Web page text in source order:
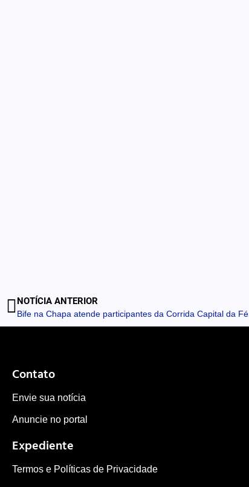
NOTÍCIA ANTERIOR
Bife na Chapa atende participantes da Corrida Capital da Fé
Contato
Envie sua notícia
Anuncie no portal
Expediente
Termos e Políticas de Privacidade